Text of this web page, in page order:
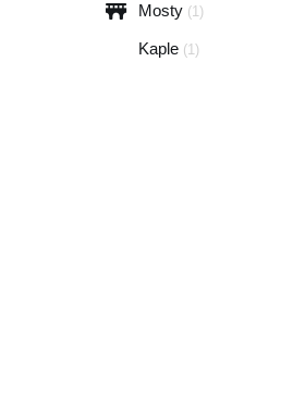
Mosty (1)
Kaple (1)